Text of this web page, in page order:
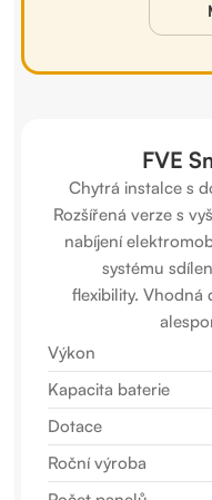
FVE
Chytrá instalce s
Rozšířená verze s
nabíjení
systému
flexibility. Vhodná
Výkon
Kapacita baterie
Dotace
Roční výroba